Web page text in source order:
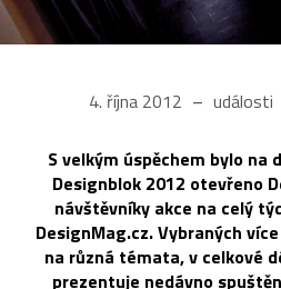
4. října 2012 události
S velkým úspěchem bylo na
Designblok 2012 otevřeno
návštěvníky akce na celý
DesignMag.cz. Vybraných
na různá témata, v celkové
prezentuje nedávno